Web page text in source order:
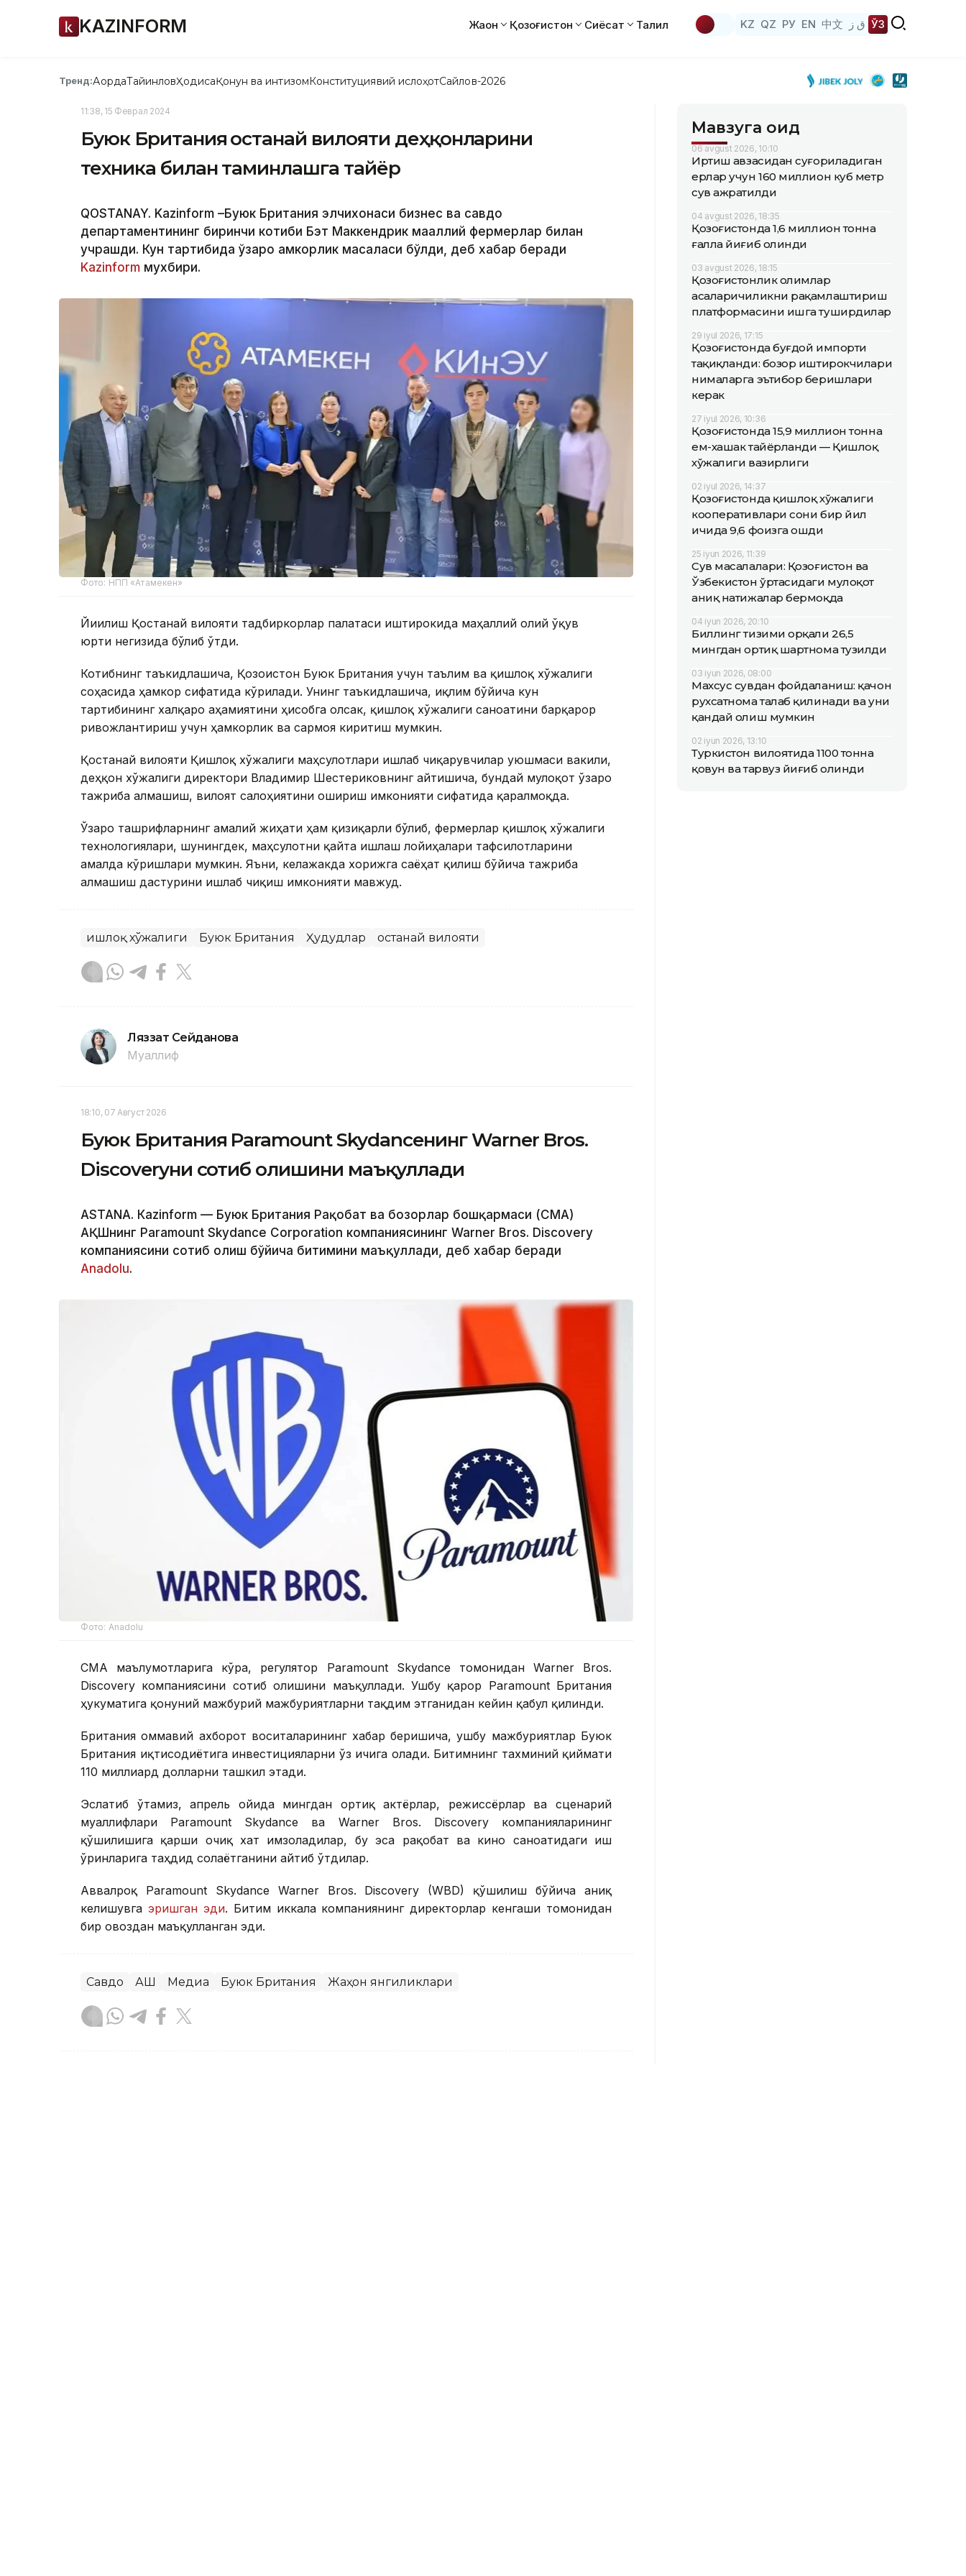
KAZINFORM Жаҳон Қозоғистон Сиёсат Таҳлил KZ QZ РУ EN 中文 ق ز ЎЗ
Тренд:АқордаТайинловҲодисаҚонун ва интизомКонституциявий ислоҳотСайлов-2026
11:38, 15 Феврал 2024
Буюк Британия Қостанай вилояти деҳқонларини
техника билан таминлашга тайёр
QOSTANAY. Kazinform –Буюк Британия элчихонаси бизнес ва савдо
департаментининг биринчи котиби Бэт Маккендрик маҳаллий фермерлар билан
учрашди. Кун тартибида ўзаро ҳамкорлик масаласи бўлди, деб хабар беради
Kazinform мухбири.
Фото: НПП «Атамекен»
Йиғилиш Қостанай вилояти тадбиркорлар палатаси иштирокида маҳаллий олий ўқув
юрти негизида бўлиб ўтди.
Котибнинг таъкидлашича, Қозоғистон Буюк Британия учун таълим ва қишлоқ хўжалиги
соҳасида ҳамкор сифатида кўрилади. Унинг таъкидлашича, иқлим бўйича кун
тартибининг халқаро аҳамиятини ҳисобга олсак, қишлоқ хўжалиги саноатини барқарор
ривожлантириш учун ҳамкорлик ва сармоя киритиш мумкин.
Қостанай вилояти Қишлоқ хўжалиги маҳсулотлари ишлаб чиқарувчилар уюшмаси вакили,
деҳқон хўжалиги директори Владимир Шестериковнинг айтишича, бундай мулоқот ўзаро
тажриба алмашиш, вилоят салоҳиятини ошириш имконияти сифатида қаралмоқда.
Ўзаро ташрифларнинг амалий жиҳати ҳам қизиқарли бўлиб, фермерлар қишлоқ хўжалиги
технологиялари, шунингдек, маҳсулотни қайта ишлаш лойиҳалари тафсилотларини
амалда кўришлари мумкин. Яъни, келажакда хорижга саёҳат қилиш бўйича тажриба
алмашиш дастурини ишлаб чиқиш имконияти мавжуд.
Қишлоқ хўжалиги Буюк Британия Ҳудудлар Қостанай вилояти
Ляззат Сейданова
Муаллиф
18:10, 07 Август 2026
Буюк Британия Paramount Skydanceнинг Warner Bros.
Discoveryни сотиб олишини маъқуллади
ASTANА. Кazinform — Буюк Британия Рақобат ва бозорлар бошқармаси (CМА)
АҚШнинг Paramount Skydance Corporation компаниясининг Warner Bros. Discovery
компаниясини сотиб олиш бўйича битимини маъқуллади, деб хабар беради
Аnadolu.
Фото: Аnadolu
CМА маълумотларига кўра, регулятор Paramount Skydance томонидан Warner Bros.
Discovery компаниясини сотиб олишини маъқуллади. Ушбу қарор Paramount Британия
ҳукуматига қонуний мажбурий мажбуриятларни тақдим этганидан кейин қабул қилинди.
Британия оммавий ахборот воситаларининг хабар беришича, ушбу мажбуриятлар Буюк
Британия иқтисодиётига инвестицияларни ўз ичига олади. Битимнинг тахминий қиймати
110 миллиард долларни ташкил этади.
Эслатиб ўтамиз, апрель ойида мингдан ортиқ актёрлар, режиссёрлар ва сценарий
муаллифлари Paramount Skydance ва Warner Bros. Discovery компанияларининг
қўшилишига қарши очиқ хат имзоладилар, бу эса рақобат ва кино саноатидаги иш
ўринларига таҳдид солаётганини айтиб ўтдилар.
Аввалроқ Paramount Skydance Warner Bros. Discovery (WBD) қўшилиш бўйича аниқ
келишувга эришган эди. Битим иккала компаниянинг директорлар кенгаши томонидан
бир овоздан маъқулланган эди.
Савдо АҚШ Медиа Буюк Британия Жаҳон янгиликлари
Мавзуга оид
06 avgust 2026, 10:10
Иртиш ҳавзасидан суғориладиган
ерлар учун 160 миллион куб метр
сув ажратилди
04 avgust 2026, 18:35
Қозоғистонда 1,6 миллион тонна
ғалла йиғиб олинди
03 avgust 2026, 18:15
Қозоғистонлик олимлар
асаларичиликни рақамлаштириш
платформасини ишга туширдилар
29 iyul 2026, 17:15
Қозоғистонда буғдой импорти
тақиқланди: бозор иштирокчилари
нималарга эътибор беришлари
керак
27 iyul 2026, 10:36
Қозоғистонда 15,9 миллион тонна
ем-хашак тайёрланди — Қишлоқ
хўжалиги вазирлиги
02 iyul 2026, 14:37
Қозоғистонда қишлоқ хўжалиги
кооперативлари сони бир йил
ичида 9,6 фоизга ошди
25 iyun 2026, 11:39
Сув масалалари: Қозоғистон ва
Ўзбекистон ўртасидаги мулоқот
аниқ натижалар бермоқда
04 iyun 2026, 20:10
Биллинг тизими орқали 26,5
мингдан ортиқ шартнома тузилди
03 iyun 2026, 08:00
Махсус сувдан фойдаланиш: қачон
рухсатнома талаб қилинади ва уни
қандай олиш мумкин
02 iyun 2026, 13:10
Туркистон вилоятида 1100 тонна
қовун ва тарвуз йиғиб олинди